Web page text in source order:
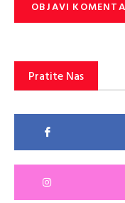
Pratite Nas